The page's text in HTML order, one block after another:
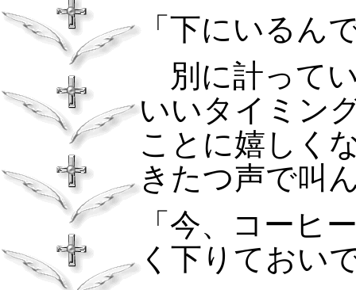
「下にいるん
別に計って
いいタイミン
ことに嬉しく
きたつ声で叫
「今、コーヒ
く下りておい